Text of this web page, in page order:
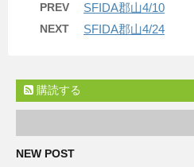
PREV SFIDA郡山4/10
NEXT SFIDA郡山4/24
購読する
NEW POST